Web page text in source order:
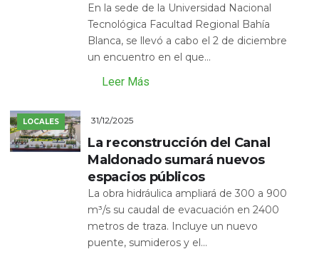
En la sede de la Universidad Nacional
Tecnológica Facultad Regional Bahía
Blanca, se llevó a cabo el 2 de diciembre
un encuentro en el que...
Leer Más
LOCALES 31/12/2025
La reconstrucción del Canal
Maldonado sumará nuevos
espacios públicos
La obra hidráulica ampliará de 300 a 900
m³/s su caudal de evacuación en 2400
metros de traza. Incluye un nuevo
puente, sumideros y el...